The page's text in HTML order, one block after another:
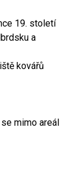
19. století
a
kovářů
mimo areál